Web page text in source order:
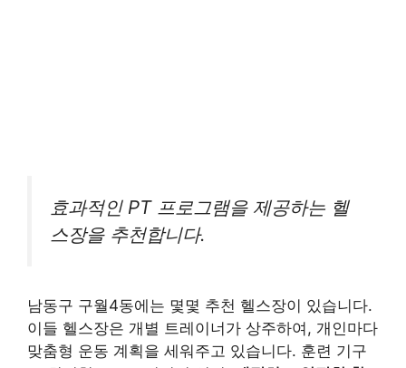
효과적인 PT 프로그램을 제공하는 헬
스장을 추천합니다.
남동구 구월4동에는 몇몇 추천 헬스장이 있습니다.
이들 헬스장은 개별 트레이너가 상주하여, 개인마다
맞춤형 운동 계획을 세워주고 있습니다. 훈련 기구